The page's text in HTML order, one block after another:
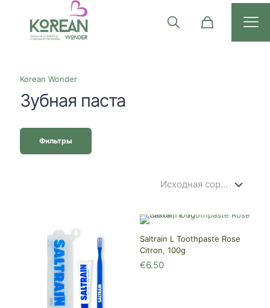
Korean Wonder
Зубная паста
Фильтры
Saltrain L Toothpaste Rose
Citron, 100g
€6.50